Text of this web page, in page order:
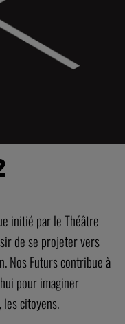
initié par le Théâtre
de se projeter vers
Nos Futurs contribue à
pour imaginer
les citoyens.